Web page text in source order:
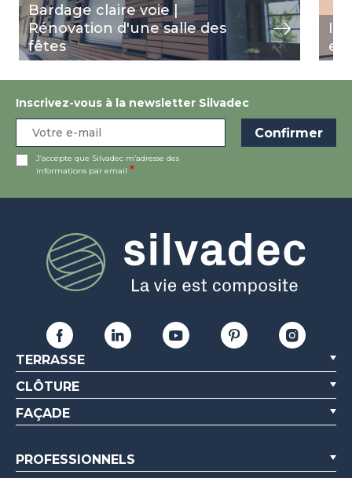
Bardage claire voie |
Rénovation d'une salle des
fêtes
et
Inscrivez-vous à la newsletter Silvadec
J’accepte que Silvadec m’adresse des
informations par email
TERRASSE
CLÔTURE
FAÇADE
PROFESSIONNELS